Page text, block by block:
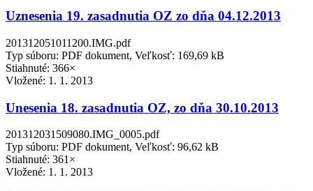
Uznesenia 19. zasadnutia OZ zo dňa 04.12.2013
201312051011200.IMG.pdf
Typ súboru: PDF dokument, Veľkosť: 169,69 kB
Stiahnuté: 366×
Vložené: 1. 1. 2013
Unesenia 18. zasadnutia OZ, zo dňa 30.10.2013
201312031509080.IMG_0005.pdf
Typ súboru: PDF dokument, Veľkosť: 96,62 kB
Stiahnuté: 361×
Vložené: 1. 1. 2013